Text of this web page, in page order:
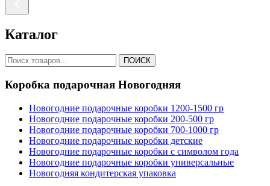
Каталог
ПОИСК
Коробка подарочная Новогодняя
Новогодние подарочные коробки 1200-1500 гр
Новогодние подарочные коробки 200-500 гр
Новогодние подарочные коробки 700-1000 гр
Новогодние подарочные коробки детские
Новогодние подарочные коробки с символом года
Новогодние подарочные коробки универсальные
Новогодняя кондитерская упаковка